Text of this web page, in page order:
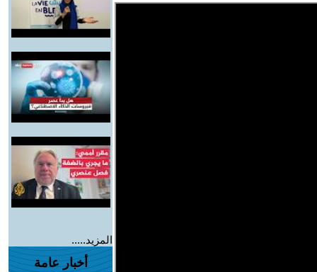
المزيد.....
أخبار عامة